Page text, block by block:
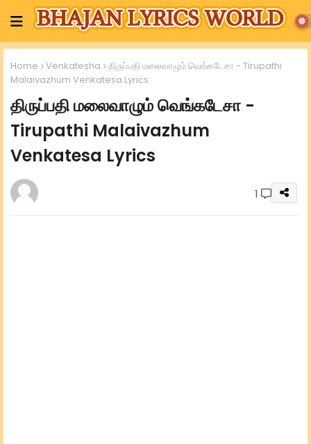
Home Venkatesha
திருப்பதி மலைவாழும் வெங்கடேசா - Tirupathi
Malaivazhum Venkatesa Lyrics
திருப்பதி மலைவாழும் வெங்கடேசா -
Tirupathi Malaivazhum
Venkatesa Lyrics
1